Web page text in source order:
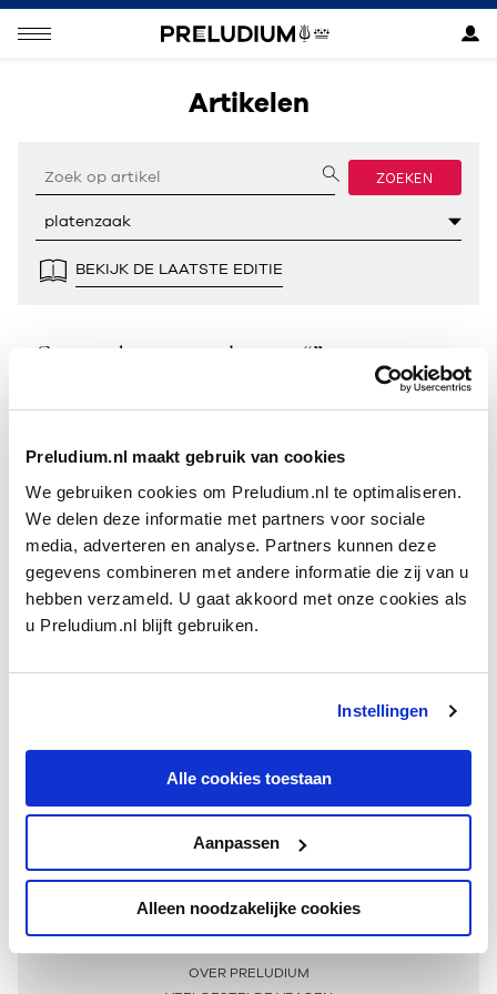
Preludium.nl maakt gebruik van cookies
We gebruiken cookies om Preludium.nl te optimaliseren.
We delen deze informatie met partners voor sociale
media, adverteren en analyse. Partners kunnen deze
gegevens combineren met andere informatie die zij van u
hebben verzameld. U gaat akkoord met onze cookies als
u Preludium.nl blijft gebruiken.
Instellingen
Alle cookies toestaan
Aanpassen
Alleen noodzakelijke cookies
Artikelen
ZOEKEN
BEKIJK DE LAATSTE EDITIE
Geen resultaten gevonden voor “”.
Meer informatie
OVER PRELUDIUM